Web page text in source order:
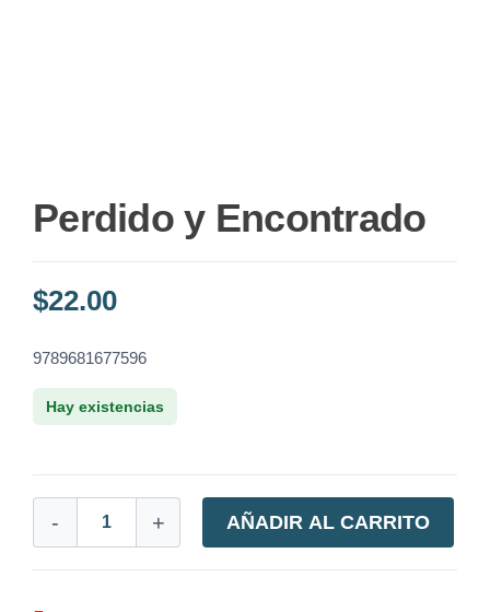
Perdido y Encontrado
$22.00
9789681677596
Hay existencias
- + AÑADIR AL CARRITO